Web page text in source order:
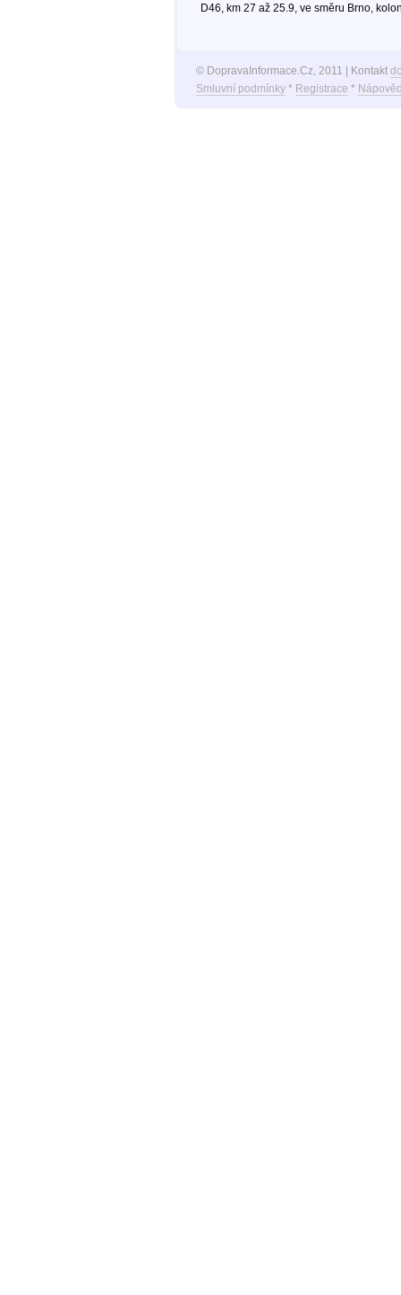
D46, km 27 až 25.9, ve směru Brno,
© DopravaInformace.Cz, 2011 | Kontakt
Smluvní podmínky* Registrace *